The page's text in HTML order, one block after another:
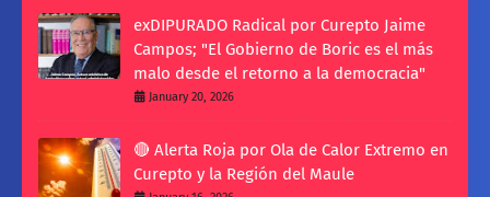
exDIPURADO Radical por Curepto Jaime
Campos; "El Gobierno de Boric es el más
malo desde el retorno a la democracia"
January 20, 2026
🔴 Alerta Roja por Ola de Calor Extremo en
Curepto y la Región del Maule